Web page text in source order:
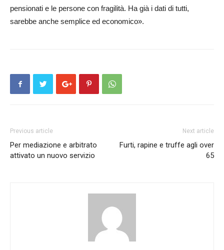
pensionati e le persone con fragilità. Ha già i dati di tutti,
sarebbe anche semplice ed economico».
Previous article
Per mediazione e arbitrato
attivato un nuovo servizio
Next article
Furti, rapine e truffe agli over
65